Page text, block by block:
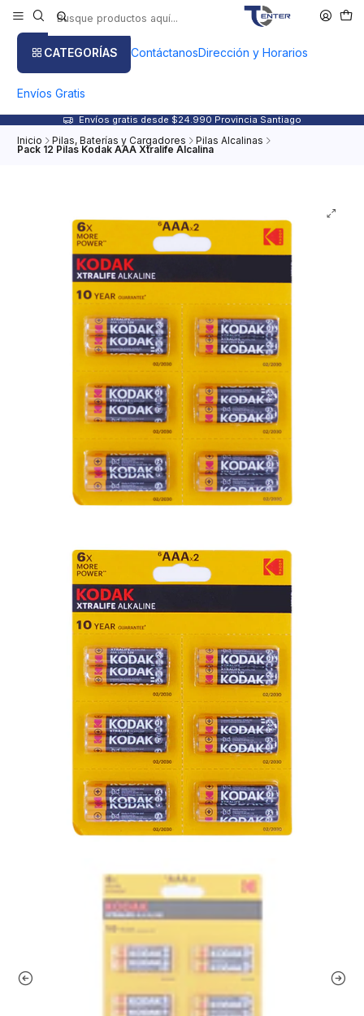
CATEGORÍAS ContáctanosDirección y Horarios
Envíos Gratis
Envíos gratis desde $24.990 Provincia Santiago
Inicio Pilas, Baterías y Cargadores Pilas Alcalinas
Pack 12 Pilas Kodak AAA Xtralife Alcalina